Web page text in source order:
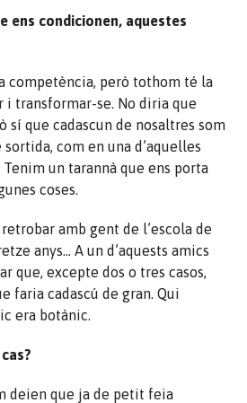
ens condicionen, aquestes
competència, però tothom té la
i transformar-se. No diria que
sí que cadascun de nosaltres som
com en una d’aquelles
Tenim un tarannà que ens porta
coses.
amb gent de l’escola de
anys… A un d’aquests amics
que, excepte dos o tres casos,
faria cadascú de gran. Qui
era botànic.
deien que ja de petit feia